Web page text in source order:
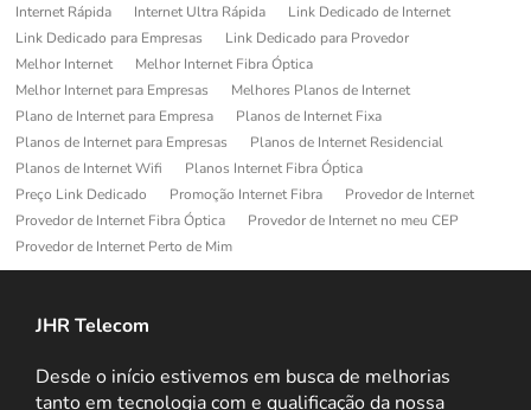
Internet Rápida
Internet Ultra Rápida
Link Dedicado de Internet
Link Dedicado para Empresas
Link Dedicado para Provedor
Melhor Internet
Melhor Internet Fibra Óptica
Melhor Internet para Empresas
Melhores Planos de Internet
Plano de Internet para Empresa
Planos de Internet Fixa
Planos de Internet para Empresas
Planos de Internet Residencial
Planos de Internet Wifi
Planos Internet Fibra Óptica
Preço Link Dedicado
Promoção Internet Fibra
Provedor de Internet
Provedor de Internet Fibra Óptica
Provedor de Internet no meu CEP
Provedor de Internet Perto de Mim
JHR Telecom
Desde o início estivemos em busca de melhorias
tanto em tecnologia com e qualificação da nossa